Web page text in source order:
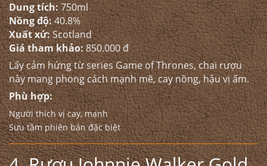
Dung tích:750ml
Nồng độ:40.8%
Xuất xứ:Scotland
Giá tham khảo:850.000 đ
Lấy cảm hứng từ series Game of Thrones, chai rượu
này mang phong cách mạnh mẽ, cay nồng, hậu vị ấm.
Phù hợp:
Người thích vị cay, mạnh
Sưu tầm phiên bản đặc biệt